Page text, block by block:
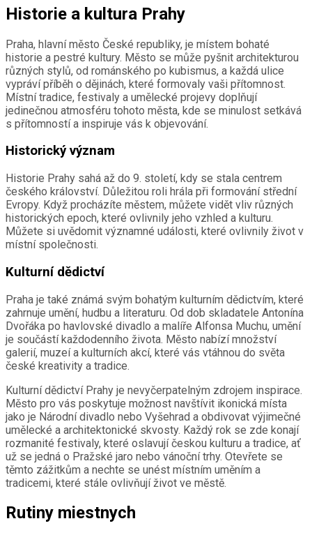
Historie a kultura Prahy
Praha, hlavní město České republiky, je místem bohaté
historie a pestré kultury. Město se může pyšnit architekturou
různých stylů, od románského po kubismus, a každá ulice
vypráví příběh o dějinách, které formovaly vaši přítomnost.
Místní tradice, festivaly a umělecké projevy doplňují
jedinečnou atmosféru tohoto města, kde se minulost setkává
s přítomností a inspiruje vás k objevování.
Historický význam
Historie Prahy sahá až do 9. století, kdy se stala centrem
českého království. Důležitou roli hrála při formování střední
Evropy. Když procházíte městem, můžete vidět vliv různých
historických epoch, které ovlivnily jeho vzhled a kulturu.
Můžete si uvědomit významné události, které ovlivnily život v
místní společnosti.
Kulturní dědictví
Praha je také známá svým bohatým kulturním dědictvím, které
zahrnuje umění, hudbu a literaturu. Od dob skladatele Antonína
Dvořáka po havlovské divadlo a malíře Alfonsa Muchu, umění
je součástí každodenního života. Město nabízí množství
galerií, muzeí a kulturních akcí, které vás vtáhnou do světa
české kreativity a tradice.
Kulturní dědictví Prahy je nevyčerpatelným zdrojem inspirace.
Město pro vás poskytuje možnost navštívit ikonická místa
jako je Národní divadlo nebo Vyšehrad a obdivovat výjimečné
umělecké a architektonické skvosty. Každý rok se zde konají
rozmanité festivaly, které oslavují českou kulturu a tradice, ať
už se jedná o Pražské jaro nebo vánoční trhy. Otevřete se
těmto zážitkům a nechte se unést místním uměním a
tradicemi, které stále ovlivňují život ve městě.
Rutiny miestnych